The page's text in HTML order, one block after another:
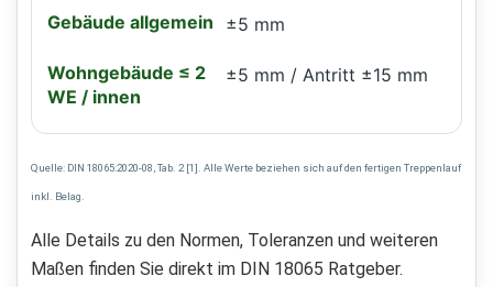
±5 mm
±5 mm / Antritt ±15 mm
Quelle: DIN 18065:2020-08, Tab. 2 [1]. Alle Werte beziehen sich auf den fertigen Treppenlauf
inkl. Belag.
Alle Details zu den Normen, Toleranzen und weiteren
Maßen finden Sie direkt im DIN 18065 Ratgeber.